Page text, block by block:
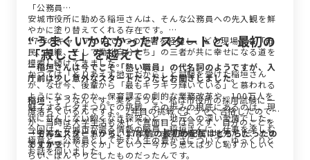
「公務員…
安城市役所に勤める稲垣さんは、そんな公務員への先入観を鮮
やかに塗り替えてくれる存在です。
17年のキャリアの中で5つの部署を経験し、どの現場でも「市
民、組織、そして働く自分たち」の三者が共に幸せになる道を
模索し続けてきました。
かつては「とりあえず地元だから」と試験を受けた稲垣さん
が、なぜ今、後輩から「最もキラキラ輝いている」と慕われる
ようになったのか。保育課での劇的な業務改革や、100万人を
魅了する七夕まつりでの挑戦。その歩みの根底にあるのは、現
状に甘んじない飽くなき探究心と、地元への深い愛情でした。
今回は、安城市が誇る情熱の職員・稲垣さんに、仕事を楽しむ
極意と、公務員として歩む人生の豊かさについて、ゆっくりと
お話を伺いました。
“うまくいかなかった”スタートと、最初の
「寂しさ」を越えて
ー稲垣さんは今でこそ「熱い職員」の代名詞のようですが、入
庁前は少し意外なスタートだったとお聞きしました。
稲垣：そうなんです。実を言うと、私は市役所の採用試験に一
度落ちているんですよ。2年目の挑戦でようやく合格したのです
が、当時は大学生活も決して真面目とは言えず、自分のことを
「劣等生」だと思っていました。志望動機も「地元だし、とり
あえず受けておくか」という、今から思えば少し恥ずかしいく
らい、ぼんやりとしたものだったんです。
ーそんなスタートから、17年前の最初の配属はどちらだったの
ですか？